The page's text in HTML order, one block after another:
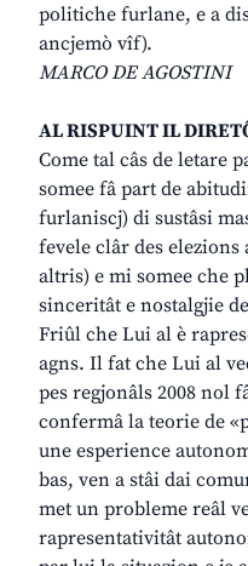
politiche furlane, e a
ancjemò vîf).
MARCO DE AGOSTINI
AL RISPUINT IL
Come tal câs de letare
somee fâ part de
furlaniscj) di sustâsi
fevele clâr des
altris) e mi somee che
sinceritât e nostalgjie
Friûl che Lui al è
agns. Il fat che Lui al
pes regjonâls 2008 nol
confermâ la teorie de
une esperience
bas, ven a stâi dai
met un probleme reâl
rapresentativitât